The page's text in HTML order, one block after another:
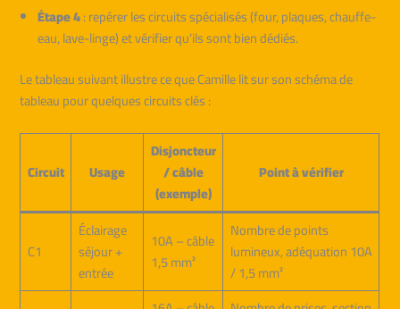
Étape 4: repérer les circuits spécialisés (four, plaques, chauffe-
eau, lave-linge) et vérifier qu’ils sont bien dédiés.
Le tableau suivant illustre ce que Camille lit sur son schéma de
tableau pour quelques circuits clés :
Circuit Usage
Disjoncteur
/ câble
(exemple)
Point à vérifier
C1
Éclairage
séjour +
entrée
10A – câble
1,5 mm²
Nombre de points
lumineux, adéquation 10A
/ 1,5 mm²